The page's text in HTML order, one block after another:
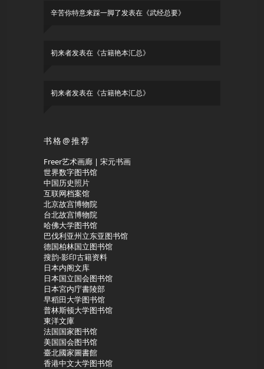
辛苦你特意来踩一脚了发表在《武经总要》
初来者发表在《古籍艳本汇总》
初来者发表在《古籍艳本汇总》
书格@推荐
Freer艺术画廊 | 宋元书画
世界数字图书馆
中国历史照片
互联网档案馆
北京故宫博物院
台北故宫博物院
哈佛大学图书馆
巴伐利亚州立东亚图书馆
德国柏林国立图书馆
搜韵-影印古籍资料
日本内阁文库
日本国立国会图书馆
日本宮内庁書陵部
早稻田大学图书馆
普林斯顿大学图书馆
東洋文庫
法国国家图书馆
美国国会图书馆
臺北國家圖書館
香港中文大学图书馆